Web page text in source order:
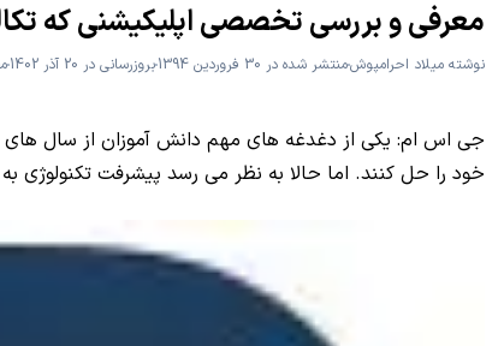
معرفی و بررسی تخصصی اپلیکیشنی که
نوشته میلاد احرامپوشمنتشر شده در 30 فروردین 1394 بروزرسانی در 20 آذر 1402
جی اس ام: یکی از دغدغه های مهم دانش آموزان از سال
خود را حل کنند. اما حالا به نظر می رسد پیشرفت تکنولوژی